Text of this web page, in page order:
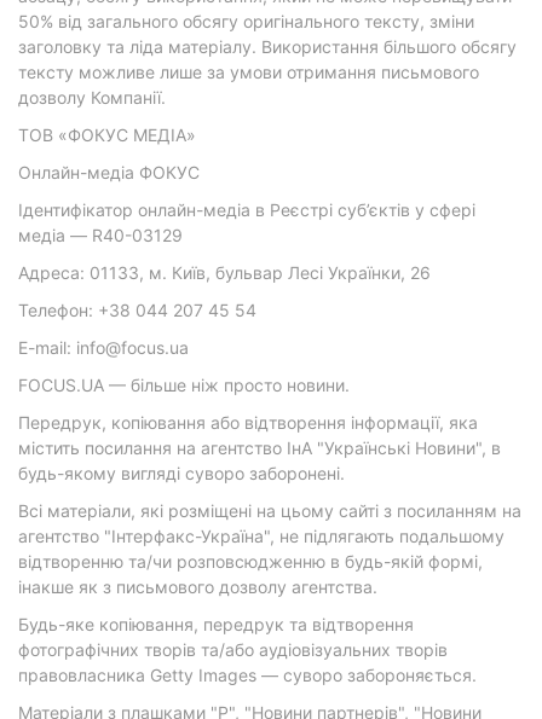
50% від загального обсягу оригінального тексту, зміни
заголовку та ліда матеріалу. Використання більшого обсягу
тексту можливе лише за умови отримання письмового
дозволу Компанії.
ТОВ «ФОКУС МЕДІА»
Онлайн-медіа ФОКУС
Ідентифікатор онлайн-медіа в Реєстрі суб’єктів у сфері
медіа — R40-03129
Адреса: 01133, м. Київ, бульвар Лесі Українки, 26
Телефон: +38 044 207 45 54
E-mail: info@focus.ua
FOCUS.UA — більше ніж просто новини.
Передрук, копіювання або відтворення інформації, яка
містить посилання на агентство ІнА "Українські Новини", в
будь-якому вигляді суворо заборонені.
Всі матеріали, які розміщені на цьому сайті з посиланням на
агентство "Інтерфакс-Україна", не підлягають подальшому
відтворенню та/чи розповсюдженню в будь-якій формі,
інакше як з письмового дозволу агентства.
Будь-яке копіювання, передрук та відтворення
фотографічних творів та/або аудіовізуальних творів
правовласника Getty Images — суворо забороняється.
Матеріали з плашками "Р", "Новини партнерів", "Новини